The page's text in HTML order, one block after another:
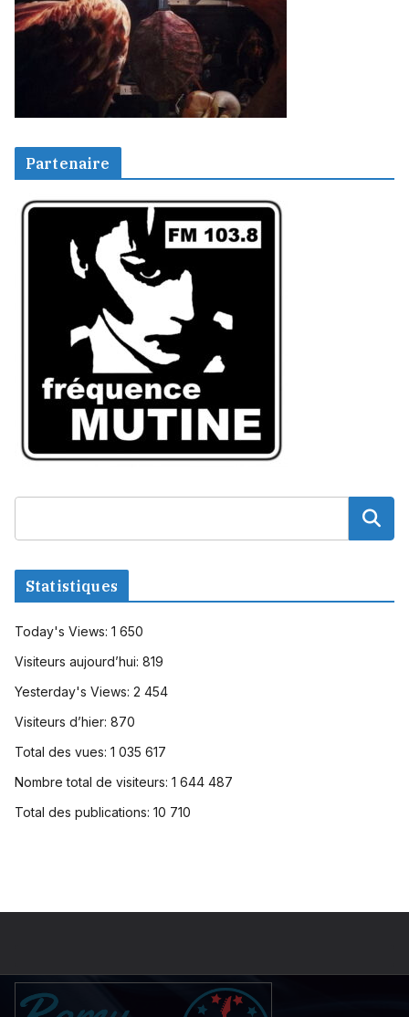
Partenaire
Statistiques
Today's Views: 1 650
Visiteurs aujourd’hui: 819
Yesterday's Views: 2 454
Visiteurs d’hier: 870
Total des vues: 1 035 617
Nombre total de visiteurs: 1 644 487
Total des publications: 10 710